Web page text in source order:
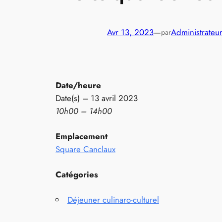
Avr 13, 2023—parAdministrateur
Date/heure
Date(s) – 13 avril 2023
10h00 – 14h00
Emplacement
Square Canclaux
Catégories
Déjeuner culinaro-culturel